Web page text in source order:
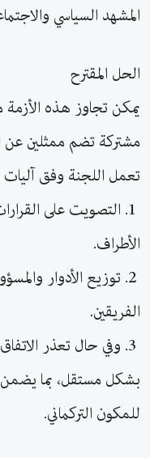
المشهد السياسي
الحل المقترح
يمكن تجاوز هذه
مشتركة تضم ممثلين عن
تعمل اللجنة وفق
1. التصويت على
الأطراف.
2. توزيع الأدوار
الفريقين.
3. وفي حال تعذر
بشكل مستقل، بما يضمن
للمكون التركماني.